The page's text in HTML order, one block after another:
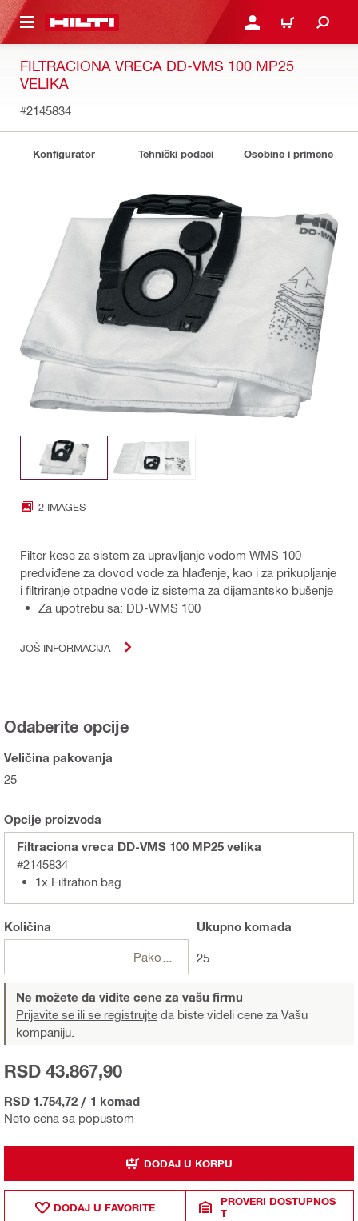
SADRŽAJ PRIJAVITE SE ILI SE
KORPA
FILTRACIONA VRECA DD-VMS 100 MP25
VELIKA
#2145834
Konfigurator Tehnički podaci Osobine i primene
2 IMAGES
Filter kese za sistem za upravljanje vodom WMS 100
predviđene za dovod vode za hlađenje, kao i za prikupljanje
i filtriranje otpadne vode iz sistema za dijamantsko bušenje
Za upotrebu sa: DD-WMS 100
JOŠ INFORMACIJA
Odaberite opcije
Veličina pakovanja
25
Opcije proizvoda
Filtraciona vreca DD-VMS 100 MP25 velika
#2145834
1x Filtration bag
Količina Ukupnokomada
25
Ne možete da vidite cene za vašu firmu
Prijavite se ili se registrujte da biste videli cene za Vašu
kompaniju.
Neto cena sa popustom
RSD 43.867,90
RSD 1.754,72 / 1 komad
DODAJ U KORPU
DODAJ U FAVORITE
PROVERI DOSTUPNOS
T